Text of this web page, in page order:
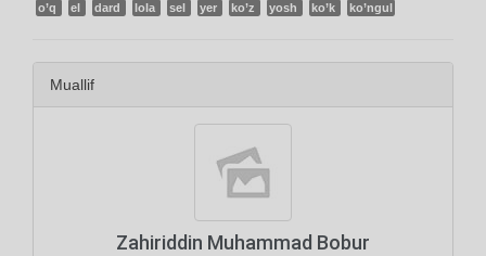
o’q
el dard lola sel yer ko’z yosh ko’k ko’ngul
Muallif
Zahiriddin Muhammad Bobur